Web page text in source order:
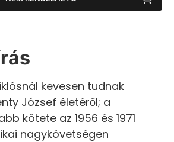
kevesen tudnak
József életéről; a
kötete az 1956 és 1971
nagykövetségen